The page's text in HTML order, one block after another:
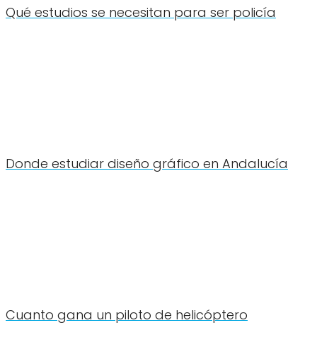
Qué estudios se necesitan para ser policía
Donde estudiar diseño gráfico en Andalucía
Cuanto gana un piloto de helicóptero